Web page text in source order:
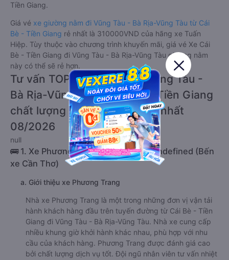
Tiền Giang.
Giá vé xe giường nằm đi Vũng Tàu - Bà Rịa-Vũng Tàu từ Cái
Bè - Tiền Giang rẻ nhất là 310000VND của hãng xe Tuấn
Hiệp. Tùy thuộc vào chương trình khuyến mãi, giá vé Xe Cái
Bè - Tiền Giang đi Vũng Tàu - Bà Rịa-Vũng Tàu giường nằm
này có thể sẽ rẻ hơn.
Tư vấn TOP 3 xe khách đi Vũng Tàu -
Bà Rịa-Vũng Tàu từ Cái Bè - Tiền Giang
chất lượng cao, uy tín, giá rẻ nhất
08/2026
null
🚌 1. Xe Phương Trang khởi hành tại undefined (Bến
xe Cần Thơ)
a. Giới thiệu xe Phương Trang
Nhà xe Phương Trang là một trong những đơn vị vận tải
hành khách hàng đầu trên tuyến đường từ Cái Bè - Tiền
Giang đi Vũng Tàu - Bà Rịa-Vũng Tàu. Nhà xe cung cấp
nhiều khung giờ khởi hành khác nhau, phù hợp với nhu
cầu của khách hàng. Phương Trang được đánh giá cao
bởi chất lượng dịch vụ tốt. Đội ngũ nhân viên tư vấn nhiệt